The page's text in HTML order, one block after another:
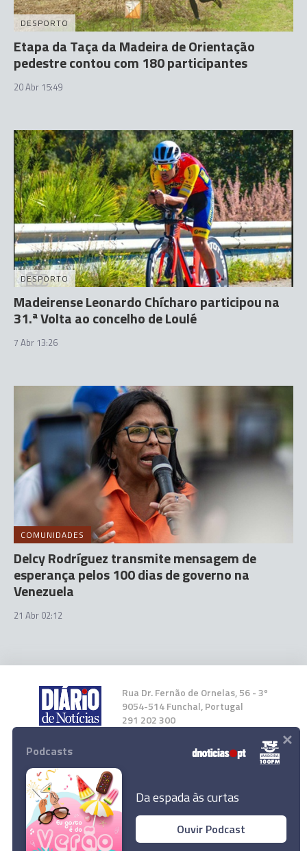
DESPORTO
Etapa da Taça da Madeira de Orientação
pedestre contou com 180 participantes
20 Abr 15:49
DESPORTO
Madeirense Leonardo Chícharo participou na
31.ª Volta ao concelho de Loulé
7 Abr 13:26
COMUNIDADES
Delcy Rodríguez transmite mensagem de
esperança pelos 100 dias de governo na
Venezuela
21 Abr 02:12
Rua Dr. Fernão de Ornelas, 56 - 3º
9054-514 Funchal, Portugal
291 202 300
Instale a nossa App
© 2026 Empresa Diário de Notícias, Lda.
Podcasts
Da espada às curtas
Ouvir Podcast
×